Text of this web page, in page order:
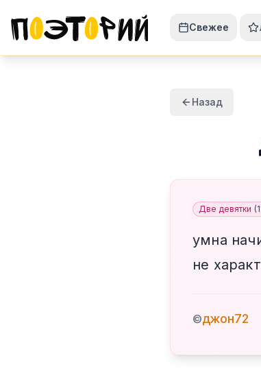
Свежее
Назад
Две девятки (
умна
не
©джон72